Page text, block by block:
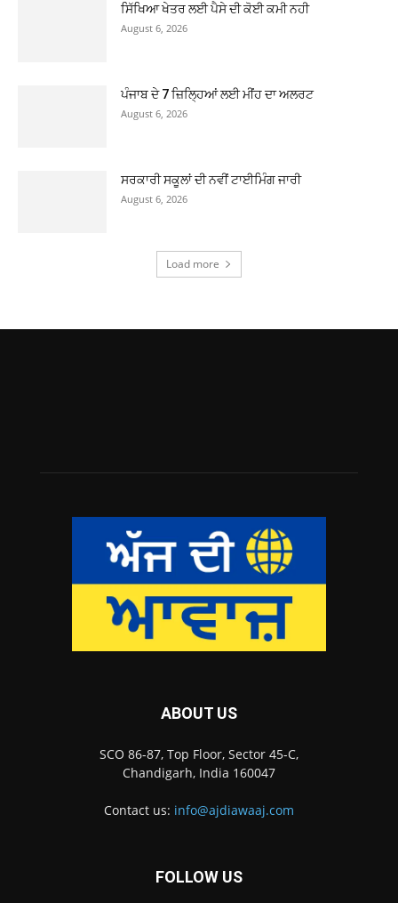
ਸਿੱਖਿਆ ਖੇਤਰ ਲਈ ਪੈਸੇ ਦੀ ਕੋਈ ਕਮੀ ਨਹੀ
August 6, 2026
ਪੰਜਾਬ ਦੇ 7 ਜ਼ਿਲ੍ਹਿਆਂ ਲਈ ਮੀਂਹ ਦਾ ਅਲਰਟ
August 6, 2026
ਸਰਕਾਰੀ ਸਕੂਲਾਂ ਦੀ ਨਵੀਂ ਟਾਈਮਿੰਗ ਜਾਰੀ
August 6, 2026
Load more
ABOUT US
SCO 86-87, Top Floor, Sector 45-C,
Chandigarh, India 160047
Contact us: info@ajdiawaaj.com
FOLLOW US